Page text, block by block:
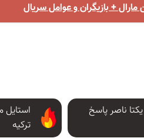
+ بازیگران و عوامل سریال
استایل
ترکیه
ناصر پاسخ